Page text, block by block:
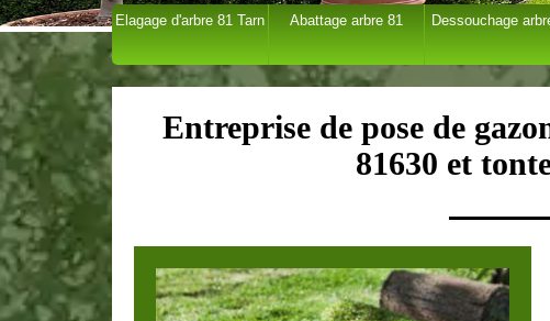
Elagage d'arbre 81 Tarn Abattage arbre 81 Dessouchage
Entreprise de pose de
81630 et